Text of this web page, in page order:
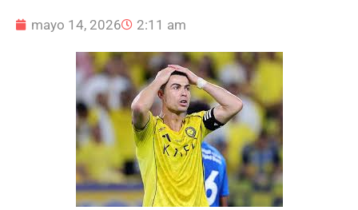
mayo 14, 2026 2:11 am